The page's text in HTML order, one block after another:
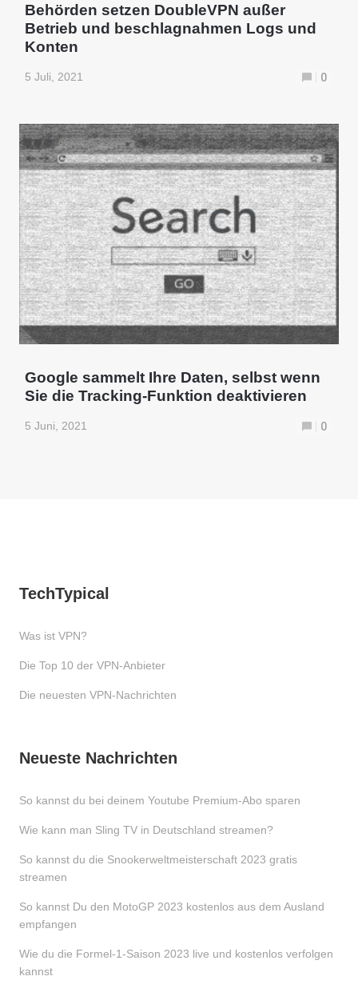
Behörden setzen DoubleVPN außer
Betrieb und beschlagnahmen Logs und
Konten
5 Juli, 2021 0
Google sammelt Ihre Daten, selbst wenn
Sie die Tracking-Funktion deaktivieren
5 Juni, 2021 0
TechTypical
Was ist VPN?
Die Top 10 der VPN-Anbieter
Die neuesten VPN-Nachrichten
Neueste Nachrichten
So kannst du bei deinem Youtube Premium-Abo sparen
Wie kann man Sling TV in Deutschland streamen?
So kannst du die Snookerweltmeisterschaft 2023 gratis
streamen
So kannst Du den MotoGP 2023 kostenlos aus dem Ausland
empfangen
Wie du die Formel-1-Saison 2023 live und kostenlos verfolgen
kannst